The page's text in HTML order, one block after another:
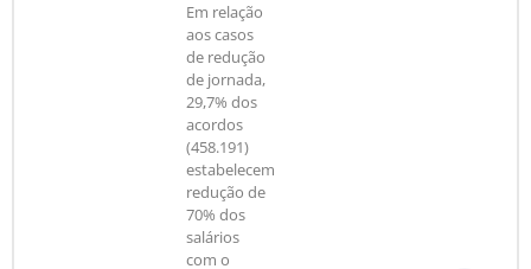
Em relação
aos casos
de redução
de jornada,
29,7% dos
acordos
(458.191)
estabelecem
redução de
70% dos
salários
com o